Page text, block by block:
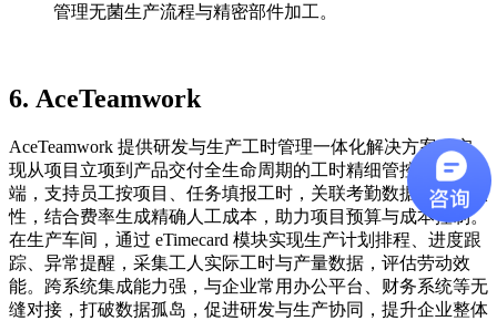
管理无菌生产流程与精密部件加工。
6. AceTeamwork
AceTeamwork 提供研发与生产工时管理一体化解决方案，实
现从项目立项到产品交付全生命周期的工时精细管控。在研发
端，支持员工按项目、任务填报工时，关联考勤数据确保真实
性，结合费率生成精确人工成本，助力项目预算与成本控制。
在生产车间，通过 eTimecard 模块实现生产计划排程、进度跟
踪、异常提醒，采集工人实际工时与产量数据，评估劳动效
能。跨系统集成能力强，与企业常用办公平台、财务系统等无
缝对接，打破数据孤岛，促进研发与生产协同，提升企业整体